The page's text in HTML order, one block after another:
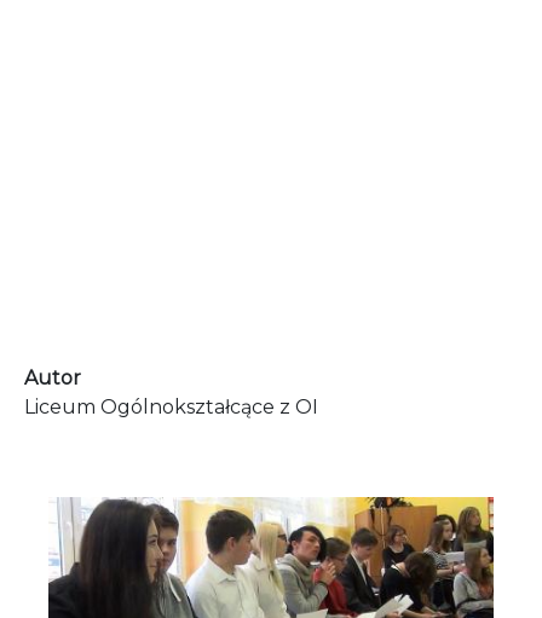
Autor
Liceum Ogólnokształcące z OI